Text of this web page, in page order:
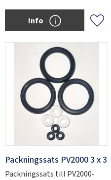
Info
Packningssats PV2000 3 x 3
Packningssats till PV2000-